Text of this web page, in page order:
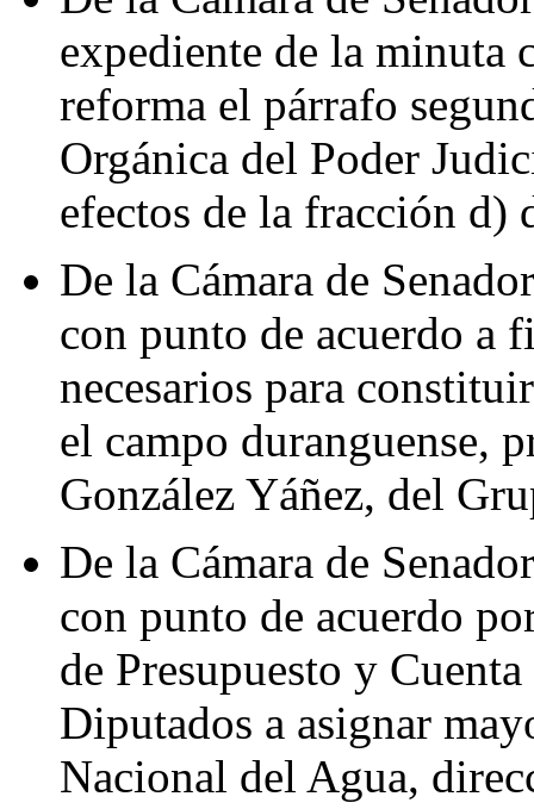
expediente de la minuta
reforma el párrafo
Orgánica del Poder
efectos de la fracción
De la Cámara de
con punto de acuerdo a
necesarios para
el campo duranguense,
González Yáñez, del
De la Cámara de
con punto de acuerdo
de Presupuesto y
Diputados a asignar
Nacional del Agua,